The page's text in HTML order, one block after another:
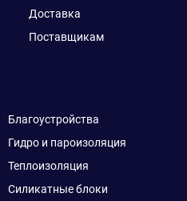
Доставка
Поставщикам
Благоустройства
Гидро и пароизоляция
Теплоизоляция
Силикатные блоки